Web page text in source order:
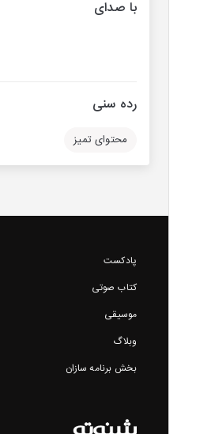
با صدای
رده سنی
محتوای تمیز
پادکست
کتاب صوتی
موسیقی
وبلاگ
بخش برنامه سازان